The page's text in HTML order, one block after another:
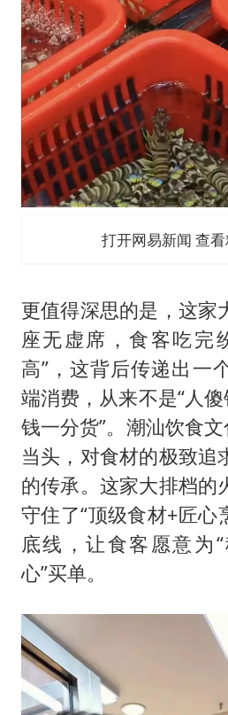
打开网易新闻 查
更值得深思的是，这家
座无虚席，食客吃完
高”，这背后传递出一
端消费，从来不是“人
钱一分货”。潮汕饮食
当头，对食材的极致追
的传承。这家大排档的
守住了“顶级食材+匠心
底线，让食客愿意为
心”买单。